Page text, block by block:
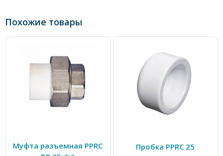
Похожие товары
Муфта разъемная PPRC
Пробка PPRC 25